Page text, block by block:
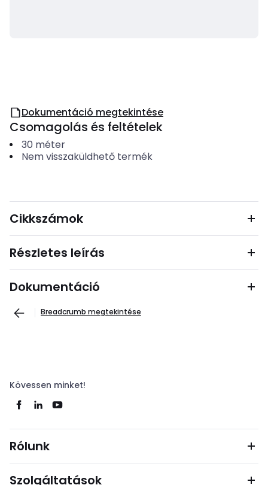
Dokumentáció megtekintése
Csomagolás és feltételek
30 méter
Nem visszaküldhető termék
Cikkszámok
Részletes leírás
Dokumentáció
Breadcrumb megtekintése
Kövessen minket!
Rólunk
Szolgáltatások